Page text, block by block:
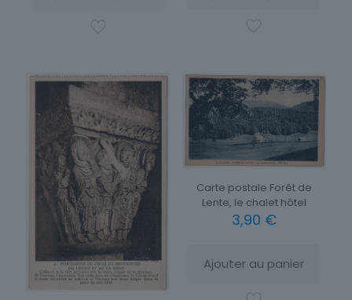
Carte postale Forêt de
Lente, le chalet hôtel
3,90 €
Ajouter au panier